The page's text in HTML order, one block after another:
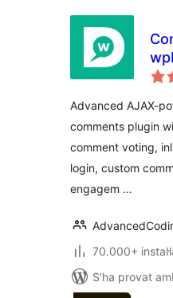
Advanced AJAX-
comments plugin
comment voting,
login, custom
engagem …
70.000+
S'ha provat